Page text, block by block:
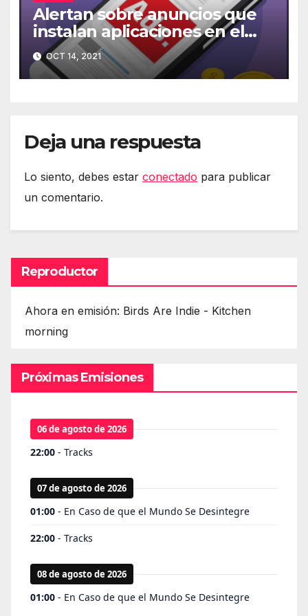
Alertan sobre anuncios que
instalan aplicaciones en el
móvil
OCT 14, 2021
Deja una respuesta
Lo siento, debes estar conectado para publicar
un comentario.
Reproductor
Ahora en emisión: Birds Are Indie - Kitchen
morning
Próximas Emisiones